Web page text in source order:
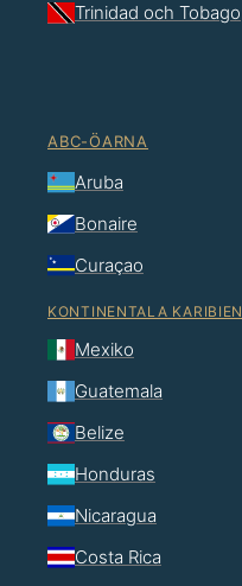
Trinidad och Tobago
ABC-ÖARNA
Aruba
Bonaire
Curaçao
KONTINENTALA KARIBIEN
Mexiko
Guatemala
Belize
Honduras
Nicaragua
Costa Rica